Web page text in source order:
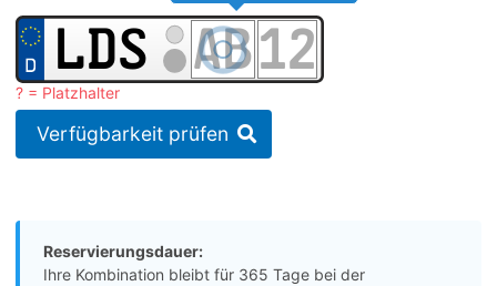
? = Platzhalter
Verfügbarkeit prüfen
Reservierungsdauer:
Ihre Kombination bleibt für 365 Tage bei der